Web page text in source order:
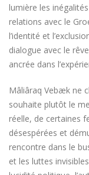
lumière les
relations avec le
l’identité et
dialogue avec le
ancrée dans
Mâliâraq Vebæk ne
souhaite plutôt le
réelle, de certaines
désespérées et
rencontre dans le
et les luttes